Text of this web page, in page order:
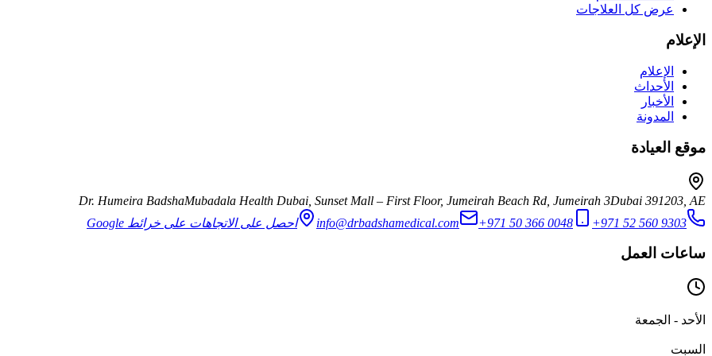
عرض كل العلاجات
الإعلام
الإعلام
الأحداث
الأخبار
المدونة
موقع العيادة
Dr. Humeira BadshaMubadala Health Dubai, Sunset Mall – First Floor, Jumeirah Beach Rd, Jumeirah 3Dubai 391203 AE
+971 52 560 9303
+971 50 366 0048
info@drbadshamedical.com احصل على الاتجاهات على خرائط Google
ساعات العمل
الأحد - الجمعة
السبت